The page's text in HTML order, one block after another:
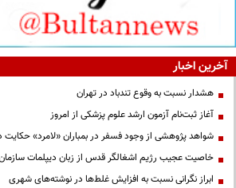
آخرین اخبار
هشدار نسبت به وقوع تندباد در تهران
آغاز ثبت‌نام آزمون ارشد علوم پزشکی از امروز
شواهد پژوهشی از وجود فسفر در بمباران «لامرد» حکایت
خاصیت عجیب رژیم اشغالگر قدس از زبان دیپلمات
ابراز نگرانی نسبت به افزایش غلط‌ها در نوشته‌های شهری